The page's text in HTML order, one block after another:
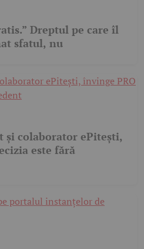
Dreptul pe care îl
sfatul, nu
și colaborator ePitești,
este fără